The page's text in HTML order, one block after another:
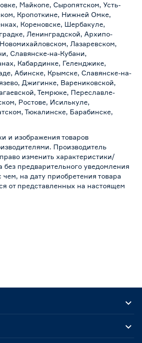
Майкопе, Сыропятском, Усть-
Кропоткине, Нижней Омке,
Кореновске, Шербакуле,
Ленинградской, Архипо-
Лазаревском,
Славянске-на-Кубани,
Кабардинке, Геленджике,
Абинске, Крымске, Славянске-на-
Джигинке, Варениковской,
Темрюке, Переславле-
Ростове, Исилькуле,
Тюкалинске, Барабинске,
и изображения товаров
Производитель
изменить характеристики/
без предварительного уведомления
чем, на дату приобретения товара
от представленных на настоящем